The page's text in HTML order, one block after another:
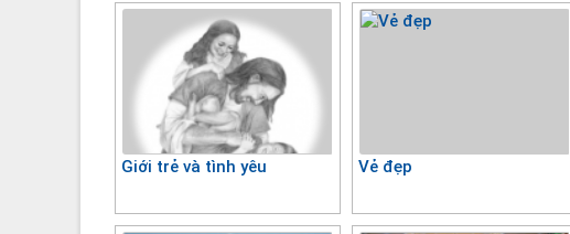
Giới trẻ và tình yêu Vẻ đẹp